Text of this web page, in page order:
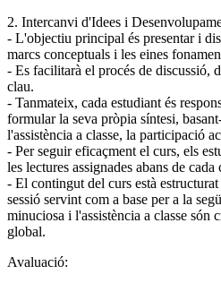
2. Intercanvi d'Idees i
- L'objectiu principal és presentar i
marcs conceptuals i les eines
- Es facilitarà el procés de discussió,
clau.
- Tanmateix, cada estudiant és
formular la seva pròpia síntesi,
l'assistència a classe, la participació
- Per seguir eficaçment el curs, els
les lectures assignades abans de cada
- El contingut del curs està
sessió servint com a base per a la
minuciosa i l'assistència a classe són
global.
Avaluació: